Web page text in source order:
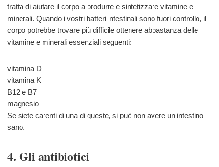
tratta di aiutare il corpo a produrre e sintetizzare vitamine e
minerali. Quando i vostri batteri intestinali sono fuori controllo, il
corpo potrebbe trovare più difficile ottenere abbastanza delle
vitamine e minerali essenziali seguenti:
vitamina D
vitamina K
B12 e B7
magnesio
Se siete carenti di una di queste, si può non avere un intestino
sano.
4. Gli antibiotici